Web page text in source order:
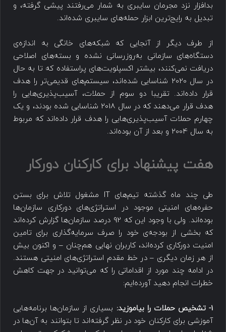
بدافزار نزد مجرمان سایبری به شمار می‌رفتند پیشی گرفته، و
تبدیل به رایج‌ترین ابزار حمله‌های سایبری شده‌اند.
از طرف دیگر از آنجایی که شبکه‌های خانگی به اندازه‌ی
دستگاه‌های سازمانی به‌روزرسانی نشده و بسته‌های اصلاحی
دریافت نمی‌کنند، بیشتر اکسپلویت‌های پراستفاده که تا به حال
در سال 2020 شناسایی شده‌اند، سیستم‌های قدیمی‌تر را هدف
قرار داده‌اند. تقریبا دو سوم از حملات، آسیب‌پذیری‌هایی را
هدف قرار می‌دهند که در سال 2018 شناسایی شده بودند، و یک
چهارم حملات آسیب‌پذیری‌هایی را هدف قرار داده‌اند که مربوط
به سال 2004 و بعد از آن بوده‌اند.
هفت پیشنهاد برای کارکنان دورکار
طی چند ماه گذشته تیم‌های IT مشغول تلاش برای بستن
حفره‌های امنیتی موجود در استراتژی‌های دورکاری سازمان‌ها
بوده‌اند. ولی با وجود این که 92 درصد سازمان‌ها گزارش کرده‌اند
که بخشی از بودجه‌ی خود را صرف سرمایه‌گذاری برای تامین
امنیت دورکاری کرده‌اند، کاربران نهایی هم‌چنان – و اکنون بیش
از هر زمان دیگری – در خط مقدم استراتژی‌های امنیتی هستند.
در ادامه چند مورد از اقداماتی را که می‌توانید در جهت کاهش
خطرات انجام دهید آورده‌ایم:
1- تشخیص حملات را بیاموزید:
بسیاری از سازمان‌ها برنامه‌هایی
آموزشی برای کارکنان خود در نظر گرفته‌اند تا بتوانند به آن‌ها در